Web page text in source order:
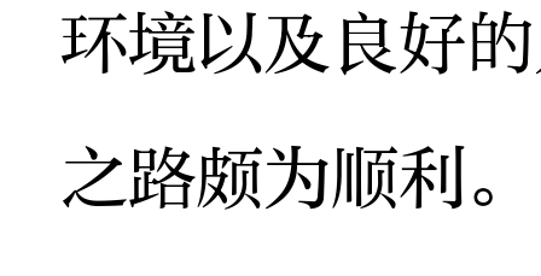
环境以及良好
之路颇为顺利。